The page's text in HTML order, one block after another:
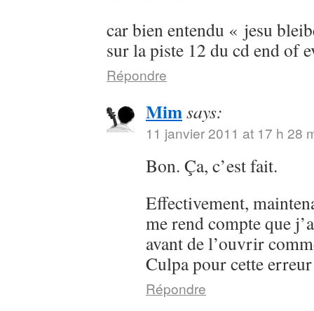
car bien entendu « jesu
sur la piste 12 du cd end of
Répondre
Mimsays:
11 janvier 2011 at 17 h 28
Bon. Ça, c’est fait.
Effectivement,
me rend compte que
avant de l’ouvrir
Culpa pour cette
Répondre